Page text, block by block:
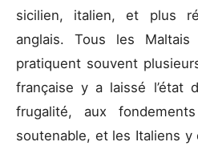
sicilien, italien, et plus
anglais. Tous les
pratiquent souvent
française y a laissé l’état
frugalité, aux
soutenable, et les Italiens